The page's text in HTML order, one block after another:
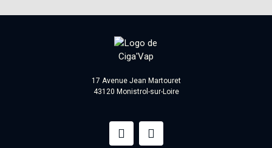
17 Avenue Jean Martouret
43120 Monistrol-sur-Loire